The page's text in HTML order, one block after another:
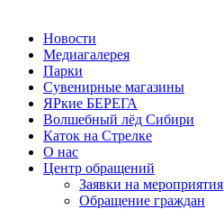
Новости
Медиагалерея
Парки
Сувенирные магазины
ЯРкие БЕРЕГА
Волшебный лёд Сибири
Каток на Стрелке
О нас
Центр обращений
Заявки на мероприятия
Обращение граждан